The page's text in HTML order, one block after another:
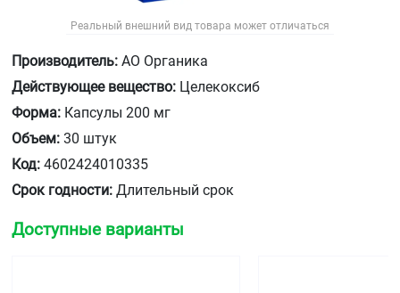
Реальный внешний вид товара может отличаться
Производитель: АО Органика
Действующее вещество: Целекоксиб
Форма: Капсулы 200 мг
Объем: 30 штук
Код: 4602424010335
Срок годности: Длительный срок
Доступные варианты